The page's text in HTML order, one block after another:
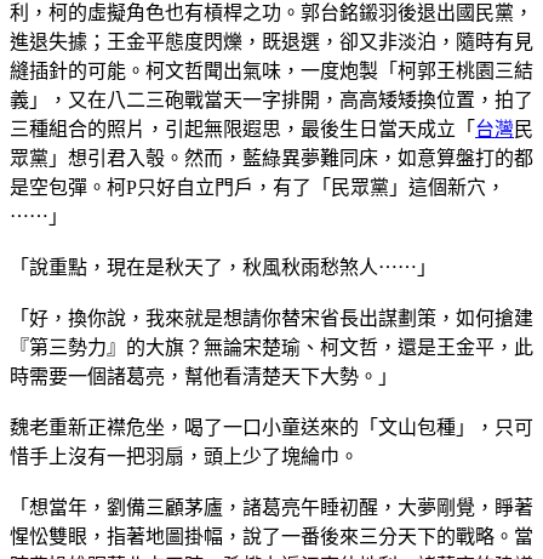
利，柯的虛擬角色也有槓桿之功。郭台銘鎩羽後退出國民黨，
進退失據；王金平態度閃爍，既退選，卻又非淡泊，隨時有見
縫插針的可能。柯文哲聞出氣味，一度炮製「柯郭王桃園三結
義」，又在八二三砲戰當天一字排開，高高矮矮換位置，拍了
三種組合的照片，引起無限遐思，最後生日當天成立「 台灣 民
眾黨」想引君入彀。然而，藍綠異夢難同床，如意算盤打的都
是空包彈。柯P只好自立門戶，有了「民眾黨」這個新穴，
⋯⋯」
「說重點，現在是秋天了，秋風秋雨愁煞人⋯⋯」
「好，換你說，我來就是想請你替宋省長出謀劃策，如何搶建
『第三勢力』的大旗？無論宋楚瑜、柯文哲，還是王金平，此
時需要一個諸葛亮，幫他看清楚天下大勢。」
魏老重新正襟危坐，喝了一口小童送來的「文山包種」，只可
惜手上沒有一把羽扇，頭上少了塊綸巾。
「想當年，劉備三顧茅廬，諸葛亮午睡初醒，大夢剛覺，睜著
惺忪雙眼，指著地圖掛幅，說了一番後來三分天下的戰略。當